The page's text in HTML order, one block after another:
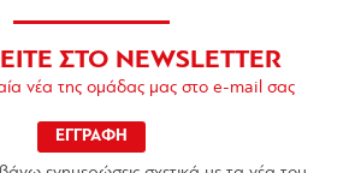
ΣΤΟ NEWSLETTER
νέα της ομάδας μας στο e-mail σας
ΕΓΓΡΑΦΗ